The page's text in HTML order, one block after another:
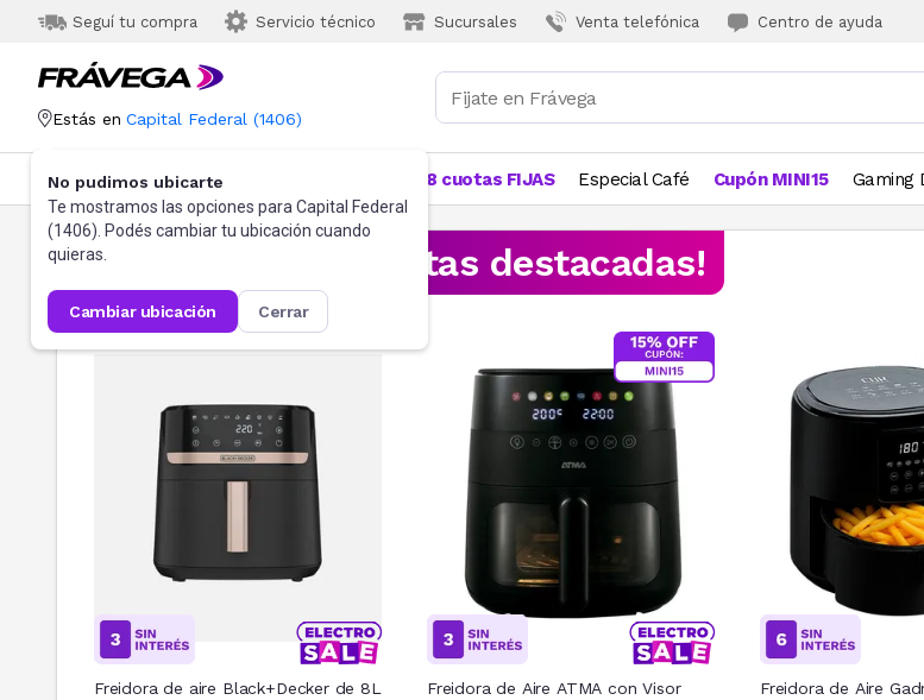
Seguí tu compra Servicio técnico Sucursales Venta telefónica Centro de ayuda
Estás en Capital Federal (1406)
No pudimos ubicarte
Te mostramos las opciones para Capital Federal
(1406). Podés cambiar tu ubicación cuando
quieras.
cambiar ubicación cerrar
Categorías Más Vendidos 18 cuotas FIJAS Especial Café Cupón MINI15 Gaming
¡Aprovechá las ofertas destacadas!
Freidora de aire Black+Decker de 8L
Freidora de Aire ATMA con Visor
Freidora de Aire